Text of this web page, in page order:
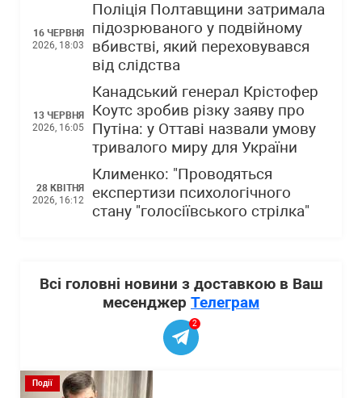
16 ЧЕРВНЯ
2026, 18:03
Поліція Полтавщини затримала
підозрюваного у подвійному
вбивстві, який переховувався
від слідства
13 ЧЕРВНЯ
2026, 16:05
Канадський генерал Крістофер
Коутс зробив різку заяву про
Путіна: у Оттаві назвали умову
тривалого миру для України
28 КВІТНЯ
2026, 16:12
Клименко: "Проводяться
експертизи психологічного
стану "голосіївського стрілка"
Всі головні новини з доставкою в Ваш
месенджер Телеграм
2
Події